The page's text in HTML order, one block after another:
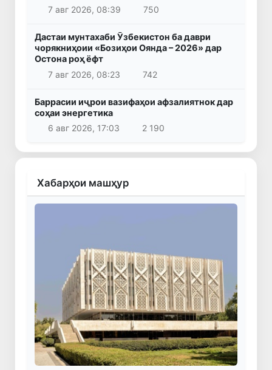
7 авг 2026, 08:39
750
Дастаи мунтахаби Ӯзбекистон ба даври
чорякниҳоии «Бозиҳои Оянда – 2026» дар
Остона роҳ ёфт
7 авг 2026, 08:23
742
Баррасии иҷрои вазифаҳои афзалиятнок дар
соҳаи энергетика
6 авг 2026, 17:03
2 190
Хабарҳои машҳур